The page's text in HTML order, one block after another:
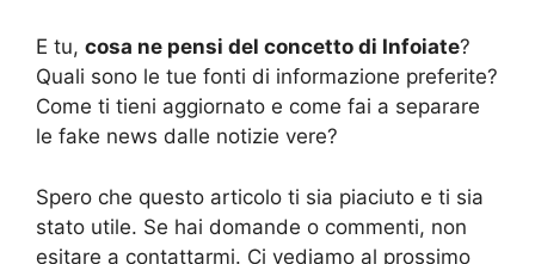
E tu, cosa ne pensi del concetto di Infoiate?
Quali sono le tue fonti di informazione preferite?
Come ti tieni aggiornato e come fai a separare
le fake news dalle notizie vere?
Spero che questo articolo ti sia piaciuto e ti sia
stato utile. Se hai domande o commenti, non
esitare a contattarmi. Ci vediamo al prossimo